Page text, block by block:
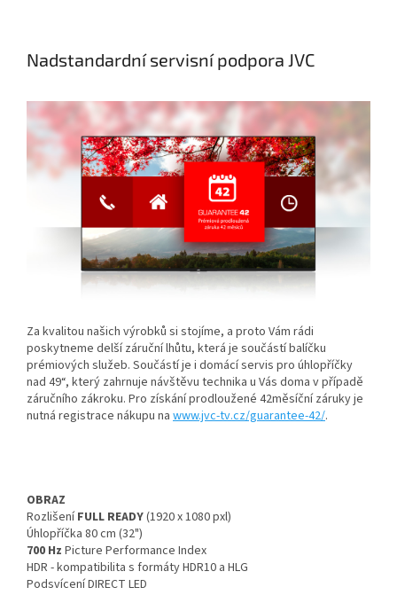
Nadstandardní servisní podpora JVC
Za kvalitou našich výrobků si stojíme, a proto Vám rádi
poskytneme delší záruční lhůtu, která je součástí balíčku
prémiových služeb. Součástí je i domácí servis pro úhlopříčky
nad 49“, který zahrnuje návštěvu technika u Vás doma v případě
záručního zákroku. Pro získání prodloužené 42měsíční záruky je
nutná registrace nákupu na www.jvc-tv.cz/guarantee-42/.
OBRAZ
RozlišeníFULL READY(1920 x 1080 pxl)
Úhlopříčka 80 cm (32")
700 Hz Picture Performance Index
HDR - kompatibilita s formáty HDR10 a HLG
Podsvícení DIRECT LED